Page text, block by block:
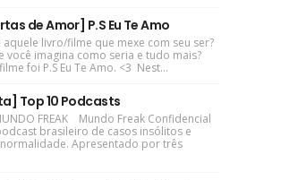
de Amor] P.S Eu Te Amo
aquele livro/filme que mexe com seu ser?
você imagina como seria e tudo mais?
foi P.S Eu Te Amo. <3 Nest...
Top 10 Podcasts
FREAK Mundo Freak Confidencial
brasileiro de casos insólitos e
Apresentado por três